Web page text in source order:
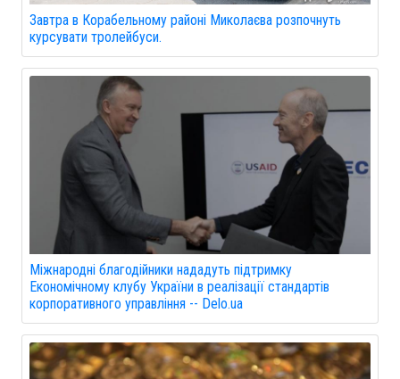
Завтра в Корабельному районі Миколаєва розпочнуть
курсувати тролейбуси.
Міжнародні благодійники нададуть підтримку
Економічному клубу України в реалізації стандартів
корпоративного управління -- Delo.ua